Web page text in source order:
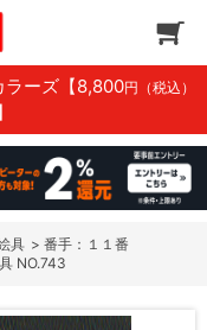
ラーズ 【8,800円（税込）
具 > 番手：１１番
NO.743